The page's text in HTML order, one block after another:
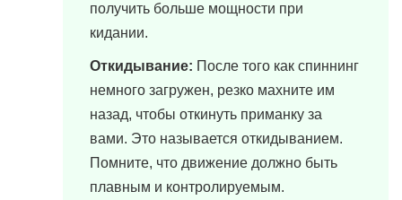
получить больше мощности при
кидании.
Откидывание: После того как спиннинг
немного загружен, резко махните им
назад, чтобы откинуть приманку за
вами. Это называется откидыванием.
Помните, что движение должно быть
плавным и контролируемым.